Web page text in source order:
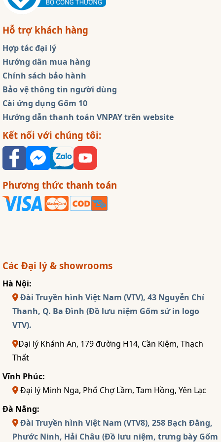
Hỗ trợ khách hàng
Hợp tác đại lý
Hướng dẫn mua hàng
Chính sách bảo hành
Bảo vệ thông tin người dùng
Cài ứng dụng Gốm 10
Hướng dẫn thanh toán VNPAY trên website
Kết nối với chúng tôi:
Phương thức thanh toán
Các Đại lý & showrooms
Hà Nội:
Đài Truyền hình Việt Nam (VTV), 43 Nguyễn Chí
Thanh, Q. Ba Đình (Đồ lưu niệm Gốm sứ in logo
VTV).
Đại lý Khánh An, 179 đường H14, Cần Kiệm, Thạch
Thất
Vĩnh Phúc:
Đại lý Minh Nga, Phố Chợ Lầm, Tam Hồng, Yên Lạc
Đà Nẵng:
Đài Truyền hình Việt Nam (VTV8), 258 Bạch Đằng,
Phước Ninh, Hải Châu (Đồ lưu niệm, trưng bày Gốm